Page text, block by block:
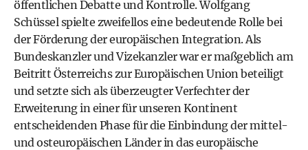
öffentlichen Debatte und Kontrolle. Wolfgang
Schüssel spielte zweifellos eine bedeutende Rolle bei
der Förderung der europäischen Integration. Als
Bundeskanzler und Vizekanzler war er maßgeblich am
Beitritt Österreichs zur Europäischen Union beteiligt
und setzte sich als überzeugter Verfechter der
Erweiterung in einer für unseren Kontinent
entscheidenden Phase für die Einbindung der mittel-
und osteuropäischen Länder in das europäische